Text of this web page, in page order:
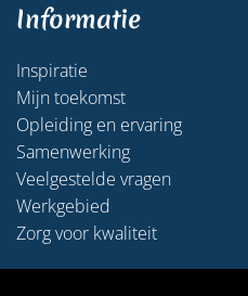
Informatie
Inspiratie
Mijn toekomst
Opleiding en ervaring
Samenwerking
Veelgestelde vragen
Werkgebied
Zorg voor kwaliteit